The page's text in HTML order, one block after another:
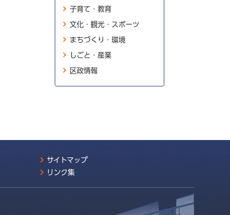
子育て・教育
文化・観光・スポーツ
まちづくり・環境
しごと・産業
区政情報
サイトマップ
リンク集